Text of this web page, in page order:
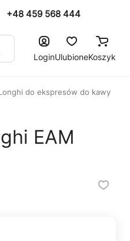
+48 459 568 444
LoginUlubioneKoszyk
do ekspresów do kawy
EAM